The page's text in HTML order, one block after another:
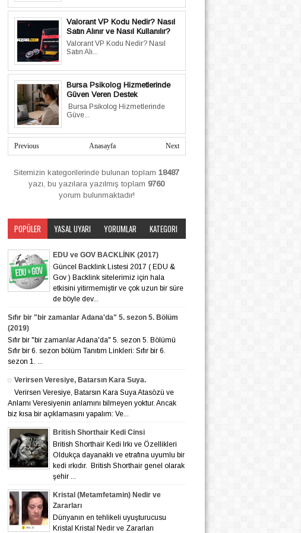
Valorant VP Kodu Nedir? Nasıl
Satın Alınır ve Nasıl Kullanılır?
Valorant VP Kodu Nedir? Nasıl
Satın Alı...
Bursa Psikolog Hizmetlerinde
Güven Veren Destek
Bursa Psikolog Hizmetlerinde
Güve...
Previous Next
Anasayfa
Sitemizin kategorilerinde bulunan toplam 18487
yazı, bu yazılara yazılmış toplam 9760
yorum bulunmaktadır!
POPÜLER YASAL UYARI YORUMLAR KATEGORI
EDU ve GOV BACKLİNK (2017)
Güncel Backlink Listesi 2017 ( EDU &
Gov ) Backlink sitelerimiz için hala
etkisini yitirmemiştir ve çok uzun bir süre
de böyle dev...
Sıfır bir "bir zamanlar Adana'da" 5. sezon 5. Bölüm
(2019)
Sıfır bir "bir zamanlar Adana'da" 5. sezon 5. Bölümü
Sıfır bir 6. sezon bölüm Tanıtım Linkleri: Sıfır bir 6.
sezon 1. ...
Verirsen Veresiye, Batarsın Kara Suya.
Verirsen Veresiye, Batarsın Kara Suya Atasözü ve
Anlamı Veresiyenin anlamını bilmeyen yoktur. Ancak
biz kısa bir açıklamasını yapalım: Ve...
British Shorthair Kedi Cinsi
British Shorthair Kedi Irkı ve Özellikleri
Oldukça dayanaklı ve etrafına uyumlu bir
kedi ırkıdır. British Shorthair genel olarak
şehir ...
Kristal (Metamfetamin) Nedir ve
Zararları
Dünyanın en tehlikeli uyuşturucusu
Kristal Kristal Nedir ve Zararları